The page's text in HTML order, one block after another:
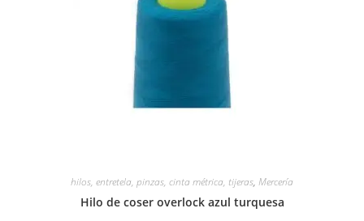
hilos, entretela, pinzas, cinta métrica, tijeras, Mercería
Hilo de coser overlock azul turquesa